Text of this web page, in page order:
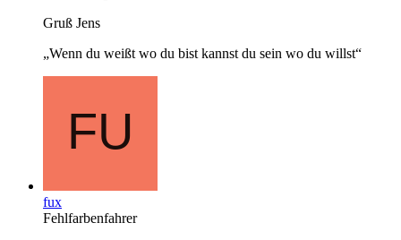
Gruß Jens
„Wenn du weißt wo du bist kannst du sein wo du willst“
fux
Fehlfarbenfahrer